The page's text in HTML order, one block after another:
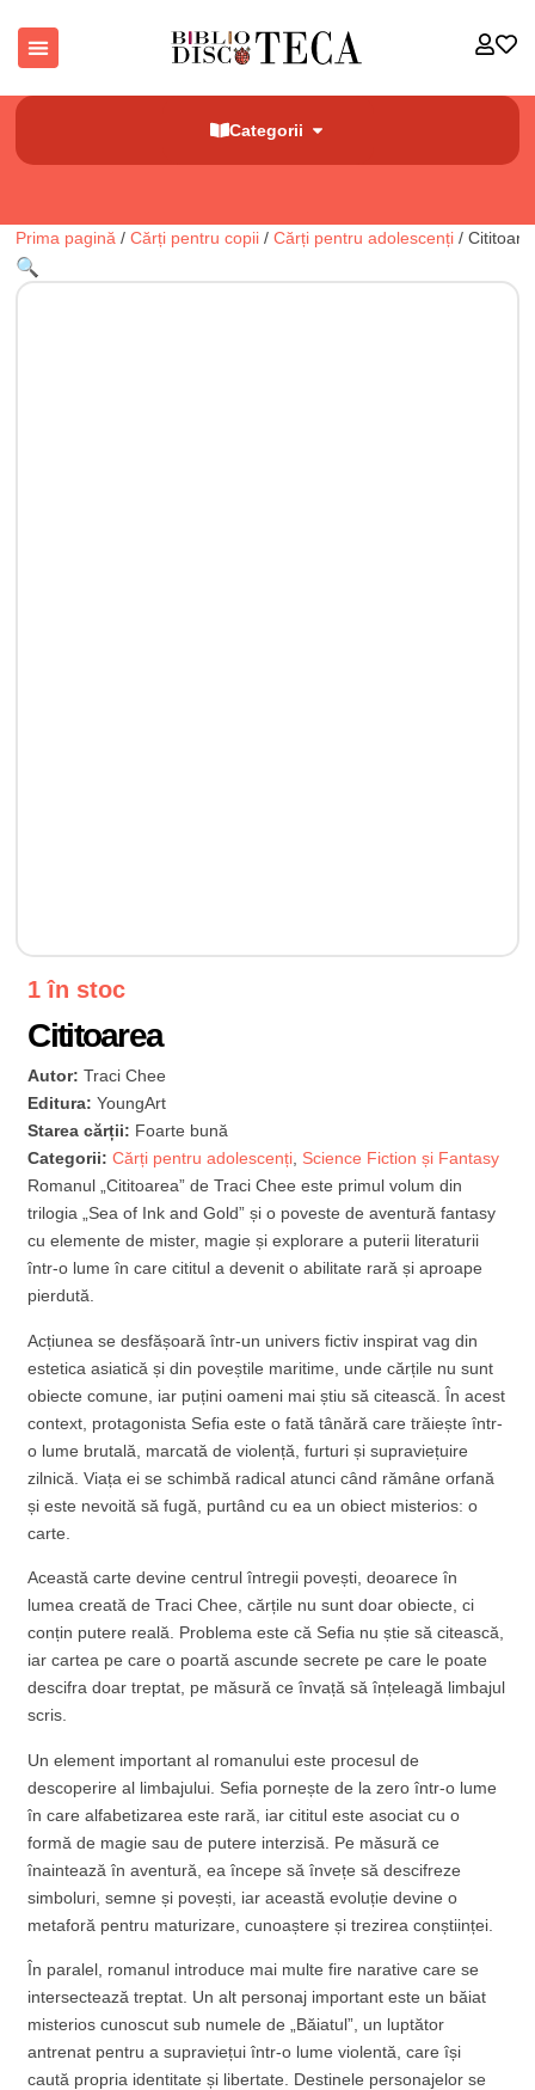
Categorii
Prima pagină /Cărți pentru copii /Cărți pentru adolescenți /
🔍
1 în stoc
Cititoarea
Autor:Traci Chee
Editura:YoungArt
Starea cărții: Foarte bună
Categorii: Cărți pentru adolescenți, Science Fiction și Fantasy
Romanul „Cititoarea” de Traci Chee este primul volum din
trilogia „Sea of Ink and Gold” și o poveste de aventură fantasy
cu elemente de mister, magie și explorare a puterii literaturii
într-o lume în care cititul a devenit o abilitate rară și aproape
pierdută.
Acțiunea se desfășoară într-un univers fictiv inspirat vag din
estetica asiatică și din poveștile maritime, unde cărțile nu sunt
obiecte comune, iar puțini oameni mai știu să citească. În acest
context, protagonista Sefia este o fată tânără care trăiește într-
o lume brutală, marcată de violență, furturi și supraviețuire
zilnică. Viața ei se schimbă radical atunci când rămâne orfană
și este nevoită să fugă, purtând cu ea un obiect misterios: o
carte.
Această carte devine centrul întregii povești, deoarece în
lumea creată de Traci Chee, cărțile nu sunt doar obiecte, ci
conțin putere reală. Problema este că Sefia nu știe să citească,
iar cartea pe care o poartă ascunde secrete pe care le poate
descifra doar treptat, pe măsură ce învață să înțeleagă limbajul
scris.
Un element important al romanului este procesul de
descoperire al limbajului. Sefia pornește de la zero într-o lume
în care alfabetizarea este rară, iar cititul este asociat cu o
formă de magie sau de putere interzisă. Pe măsură ce
înaintează în aventură, ea începe să învețe să descifreze
simboluri, semne și povești, iar această evoluție devine o
metaforă pentru maturizare, cunoaștere și trezirea conștiinței.
În paralel, romanul introduce mai multe fire narative care se
intersectează treptat. Un alt personaj important este un băiat
misterios cunoscut sub numele de „Băiatul”, un luptător
antrenat pentru a supraviețui într-o lume violentă, care își
caută propria identitate și libertate. Destinele personajelor se